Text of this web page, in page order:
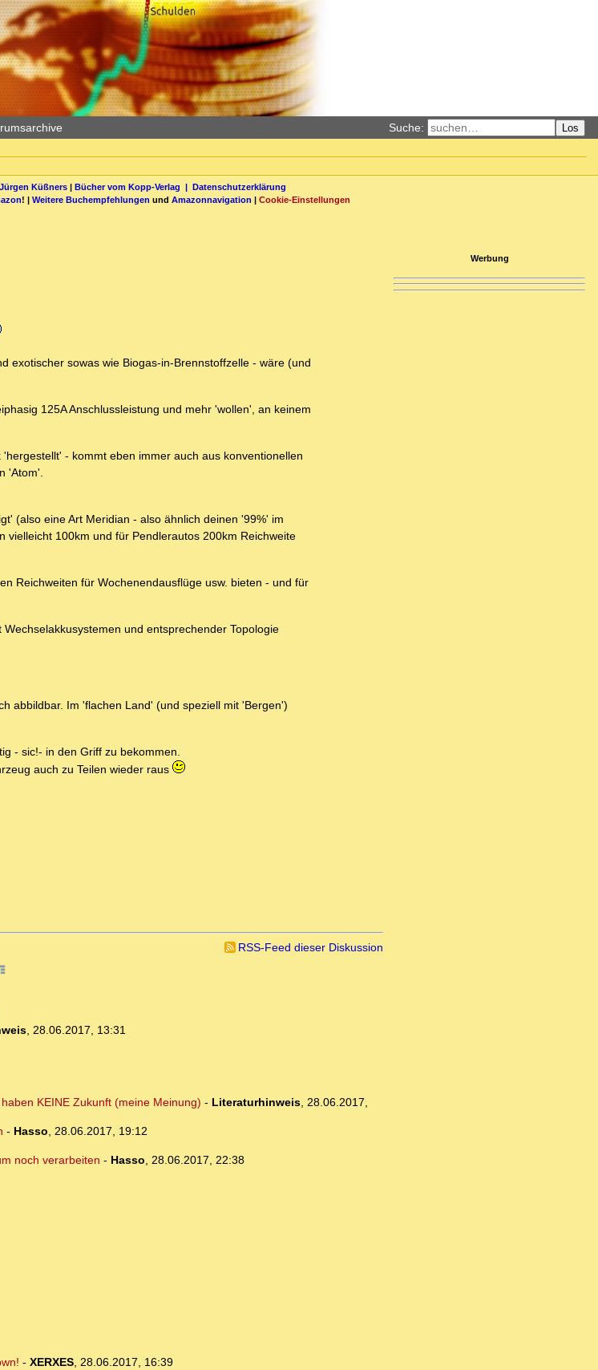
Suche: Los
Küßners| Bücher vom Kopp-Verlag | Datenschutzerklärung
! | Weitere Buchempfehlungen und Amazonnavigation | Cookie-Einstellungen
exotischer sowas wie Biogas-in-Brennstoffzelle - wäre (und
125A Anschlussleistung und mehr 'wollen', an keinem
- kommt eben immer auch aus konventionellen
'Atom'.
(also eine Art Meridian - also ähnlich deinen '99%' im
100km und für Pendlerautos 200km Reichweite
Reichweiten für Wochenendausflüge usw. bieten - und für
und entsprechender Topologie
abbildbar. Im 'flachen Land' (und speziell mit 'Bergen')
- sic!- in den Griff zu bekommen.
auch zu Teilen wieder raus
RSS-Feed dieser Diskussion
, 28.06.2017, 13:31
KEINE Zukunft (meine Meinung) - Literaturhinweis, 28.06.2017,
- Hasso, 28.06.2017, 19:12
noch verarbeiten - Hasso, 28.06.2017, 22:38
- XERXES, 28.06.2017, 16:39
Werbung